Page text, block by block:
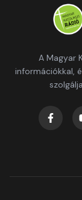
A Magyar
információkkal,